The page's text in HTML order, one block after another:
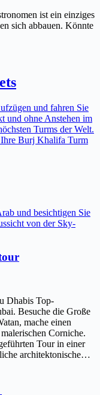
ist ein einziges
sich abbauen. Könnte
und fahren Sie
und ohne Anstehen im
Turms der Welt.
Burj Khalifa Turm
und besichtigen Sie
von der Sky-
Dhabis Top-
Besuche die Große
mache einen
Corniche.
Tour in einer
architektonische…